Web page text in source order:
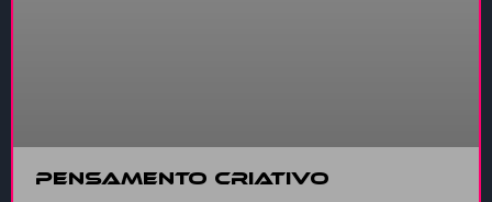
Pensamento Criativo